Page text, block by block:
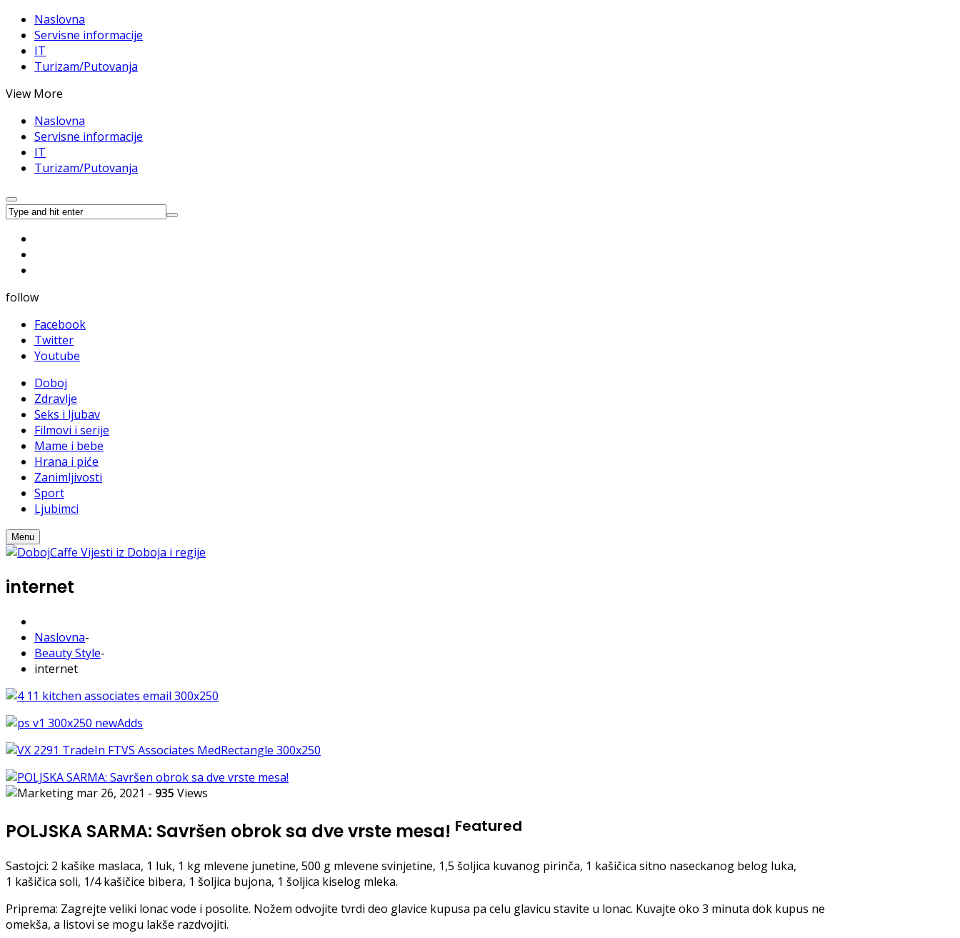
Naslovna
Servisne informacije
IT
Turizam/Putovanja
View More
Naslovna
Servisne informacije
IT
Turizam/Putovanja
follow
Facebook
Twitter
Youtube
Doboj
Zdravlje
Seks i ljubav
Filmovi i serije
Mame i bebe
Hrana i piće
Zanimljivosti
Sport
Ljubimci
Menu
internet
Naslovna-
Beauty Style-
internet
mar 26, 2021 - 935 Views
POLJSKA SARMA: Savršen obrok sa dve vrste mesa! Featured
Sastojci: 2 kašike maslaca, 1 luk, 1 kg mlevene junetine, 500 g mlevene svinjetine, 1,5 šoljica kuvanog pirinča, 1 kašičica sitno naseckanog belog luka,
1 kašičica soli, 1/4 kašičice bibera, 1 šoljica bujona, 1 šoljica kiselog mleka.
Priprema: Zagrejte veliki lonac vode i posolite. Nožem odvojite tvrdi deo glavice kupusa pa celu glavicu stavite u lonac. Kuvajte oko 3 minuta dok kupus ne
omekša, a listovi se mogu lakše razdvojiti.